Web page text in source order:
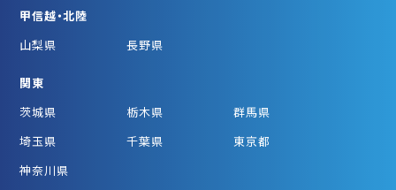
甲信越・北陸
山梨県
長野県
関東
茨城県
栃木県
群馬県
埼玉県
千葉県
東京都
神奈川県